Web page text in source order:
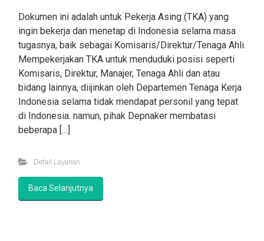
Dokumen ini adalah untuk Pekerja Asing (TKA) yang
ingin bekerja dan menetap di Indonesia selama masa
tugasnya, baik sebagai Komisaris/Direktur/Tenaga Ahli.
Mempekerjakan TKA untuk menduduki posisi seperti
Komisaris, Direktur, Manajer, Tenaga Ahli dan atau
bidang lainnya, diijinkan oleh Departemen Tenaga Kerja
Indonesia selama tidak mendapat personil yang tepat
di Indonesia. namun, pihak Depnaker membatasi
beberapa […]
Detail Layanan
Baca Selanjutnya